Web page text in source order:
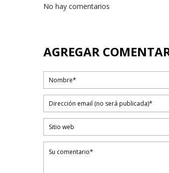
No hay comentarios
AGREGAR